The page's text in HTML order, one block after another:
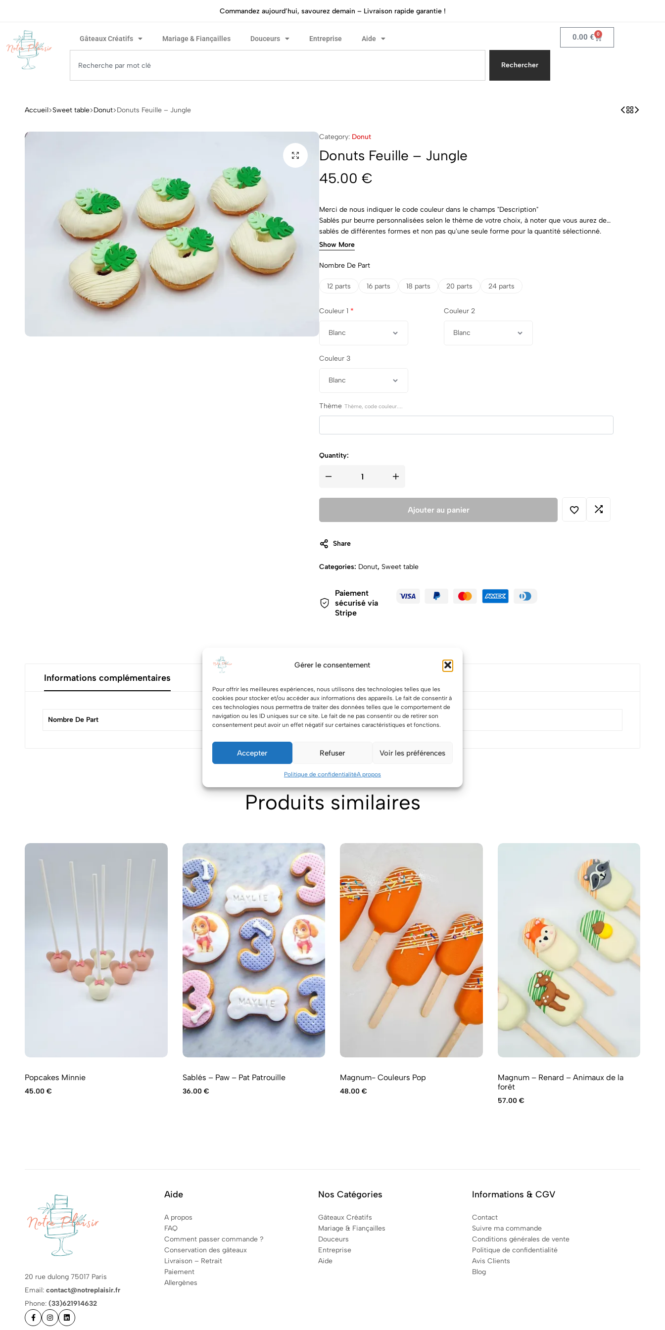
Gérer le consentement
Pour offrir les meilleures expériences, nous utilisons des technologies telles que les
cookies pour stocker et/ou accéder aux informations des appareils. Le fait de consentir à
ces technologies nous permettra de traiter des données telles que le comportement de
navigation ou les ID uniques sur ce site. Le fait de ne pas consentir ou de retirer son
consentement peut avoir un effet négatif sur certaines caractéristiques et fonctions.
Accepter Refuser Voir les préférences
Politique de confidentialitéA propos
Commandez aujourd’hui, savourez demain – Livraison rapide garantie !
Gâteaux Créatifs Mariage & Fiançailles Douceurs Entreprise Aide
Rechercher
0.00 € 0
Accueil Sweet table Donut Donuts Feuille – Jungle
Category: Donut
Donuts Feuille – Jungle
45.00 €
Merci de nous indiquer le code couleur dans le champs "Description"
Sablés pur beurre personnalisées selon le thème de votre choix, à noter que vous aurez des
sablés de différentes formes et non pas qu'une seule forme pour la quantité sélectionné.
Le design des sablés respectera votre thème / code couleur
Show More
Nombre De Part
12 parts 16 parts 18 parts 20 parts 24 parts
Couleur 1 * Couleur 2
Couleur 3
Thème Thème, code couleur....
Quantity:
Ajouter au panier
Share
Categories: Donut, Sweet table
Paiement
sécurisé via
Stripe
Informations complémentaires
Nombre De Part 12 parts,16 parts ,18 parts, 20 parts, 24 parts
Produits similaires
Popcakes Minnie
45.00 €
Sablés – Paw – Pat Patrouille
36.00 €
Magnum- Couleurs Pop
48.00 €
Magnum – Renard – Animaux de la
forêt
57.00 €
20 rue dulong 75017 Paris
Email: contact@notreplaisir.fr
Phone: (33)621914632
Aide
A propos
FAQ
Comment passer commande ?
Conservation des gâteaux
Livraison – Retrait
Paiement
Allergènes
Nos Catégories
Gâteaux Créatifs
Mariage & Fiançailles
Douceurs
Entreprise
Aide
Informations & CGV
Contact
Suivre ma commande
Conditions générales de vente
Politique de confidentialité
Avis Clients
Blog